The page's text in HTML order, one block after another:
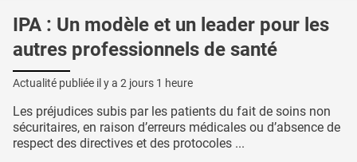
IPA : Un modèle et un leader pour les
autres professionnels de santé
Actualité publiée il y a 2 jours 1 heure
Les préjudices subis par les patients du fait de soins non
sécuritaires, en raison d’erreurs médicales ou d’absence de
respect des directives et des protocoles ...